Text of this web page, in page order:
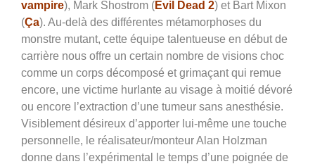
vampire), Mark Shostrom (Evil Dead 2) et Bart Mixon
(Ça). Au-delà des différentes métamorphoses du
monstre mutant, cette équipe talentueuse en début de
carrière nous offre un certain nombre de visions choc
comme un corps décomposé et grimaçant qui remue
encore, une victime hurlante au visage à moitié dévoré
ou encore l’extraction d’une tumeur sans anesthésie.
Visiblement désireux d’apporter lui-même une touche
personnelle, le réalisateur/monteur Alan Holzman
donne dans l’expérimental le temps d’une poignée de